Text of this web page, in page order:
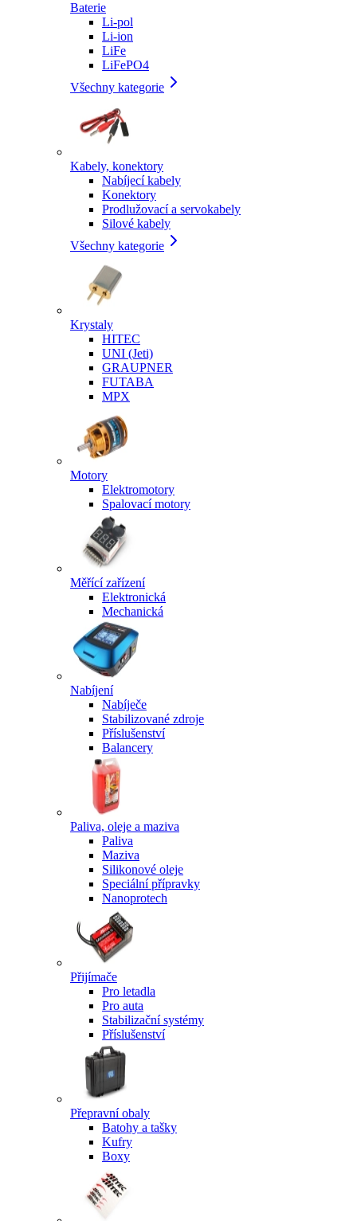
Baterie
Li-pol
Li-ion
LiFe
LiFePO4
Všechny kategorie
Kabely, konektory
Nabíjecí kabely
Konektory
Prodlužovací a servokabely
Silové kabely
Všechny kategorie
Krystaly
HITEC
UNI (Jeti)
GRAUPNER
FUTABA
MPX
Motory
Elektromotory
Spalovací motory
Měřící zařízení
Elektronická
Mechanická
Nabíjení
Nabíječe
Stabilizované zdroje
Příslušenství
Balancery
Paliva, oleje a maziva
Paliva
Maziva
Silikonové oleje
Speciální přípravky
Nanoprotech
Přijímače
Pro letadla
Pro auta
Stabilizační systémy
Příslušenství
Přepravní obaly
Batohy a tašky
Kufry
Boxy